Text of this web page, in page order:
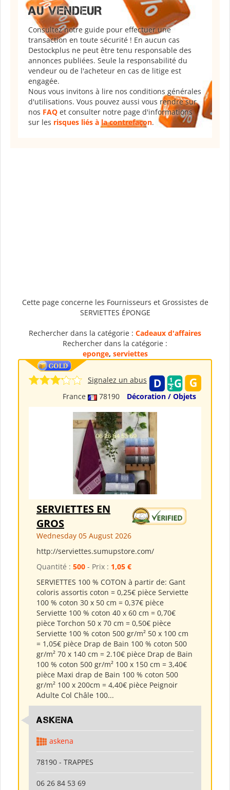
AU VENDEUR
Consultez notre guide pour effectuer une
transaction en toute sécurité ! En aucun cas
Destockplus ne peut être tenu responsable des
annonces publiées. Seule la responsabilité du
vendeur ou de l'acheteur en cas de litige est
engagée.
Nous vous invitons à lire nos conditions générales
d'utilisations. Vous pouvez aussi vous rendre sur
nos FAQ et consulter notre page d'informations
sur les risques liés à la contrefaçon.
Cette page concerne les Fournisseurs et Grossistes de
SERVIETTES ÉPONGE
Rechercher dans la catégorie : Cadeaux d'affaires
Rechercher dans la catégorie :
eponge, serviettes
France 78190 Décoration / Objets
Signalez un abus
SERVIETTES EN
GROS
Wednesday 05 August 2026
http://serviettes.sumupstore.com/
Quantité : 500 - Prix : 1,05 €
SERVIETTES 100 % COTON à partir de: Gant
coloris assortis coton = 0,25€ pièce Serviette
100 % coton 30 x 50 cm = 0,37€ pièce
Serviette 100 % coton 40 x 60 cm = 0,70€
pièce Torchon 50 x 70 cm = 0,50€ pièce
Serviette 100 % coton 500 gr/m² 50 x 100 cm
= 1,05€ pièce Drap de Bain 100 % coton 500
gr/m² 70 x 140 cm = 2.10€ pièce Drap de Bain
100 % coton 500 gr/m² 100 x 150 cm = 3,40€
pièce Maxi drap de Bain 100 % coton 500
gr/m² 100 x 200cm = 4,40€ pièce Peignoir
Adulte Col Châle 100...
ASKENA
askena
78190 - TRAPPES
06 26 84 53 69